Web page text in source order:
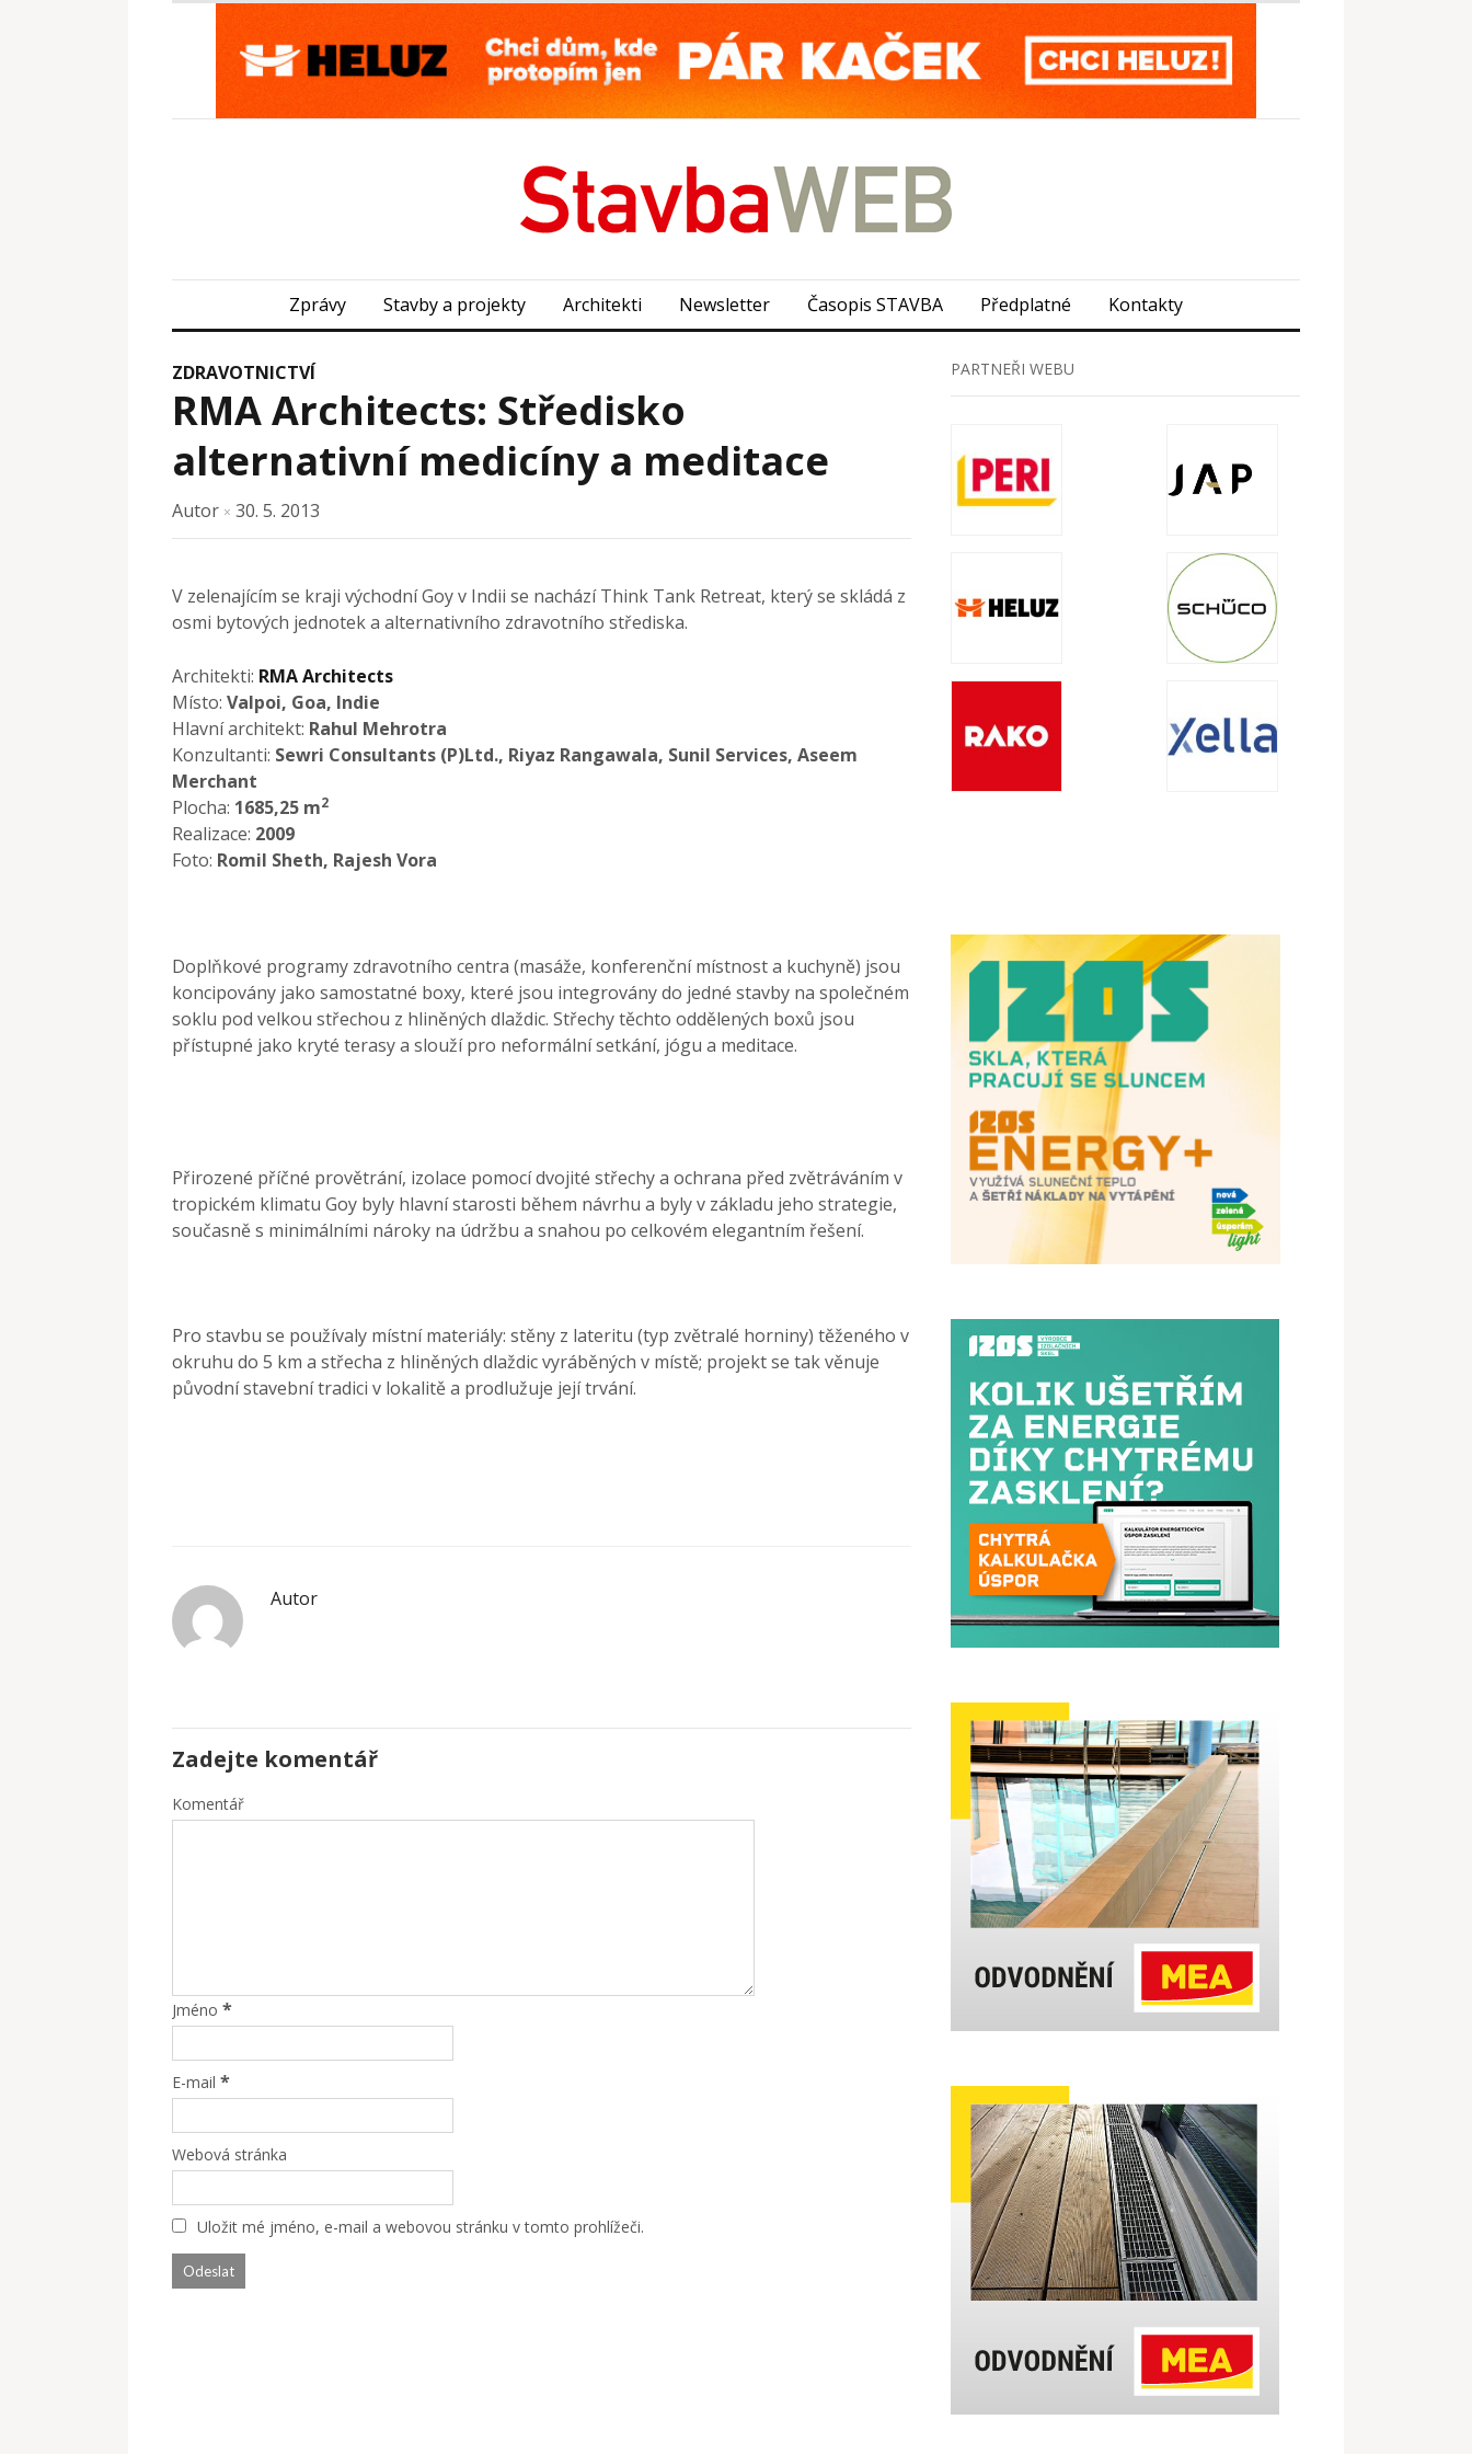
Zprávy Stavby a projekty Architekti Newsletter Časopis STAVBA Předplatné Kontakty
ZDRAVOTNICTVÍ
RMA Architects: Středisko
alternativní medicíny a meditace
Autor × 30. 5. 2013
V zelenajícím se kraji východní Goy v Indii se nachází Think Tank Retreat, který se skládá z
osmi bytových jednotek a alternativního zdravotního střediska.
Architekti: RMA Architects
Místo: Valpoi, Goa, Indie
Hlavní architekt: Rahul Mehrotra
Konzultanti: Sewri Consultants (P)Ltd., Riyaz Rangawala, Sunil Services, Aseem
Merchant
Plocha: 1685,25 m2
Realizace: 2009
Foto: Romil Sheth, Rajesh Vora
Doplňkové programy zdravotního centra (masáže, konferenční místnost a kuchyně) jsou
koncipovány jako samostatné boxy, které jsou integrovány do jedné stavby na společném
soklu pod velkou střechou z hliněných dlaždic. Střechy těchto oddělených boxů jsou
přístupné jako kryté terasy a slouží pro neformální setkání, jógu a meditace.
Přirozené příčné provětrání, izolace pomocí dvojité střechy a ochrana před zvětráváním v
tropickém klimatu Goy byly hlavní starosti během návrhu a byly v základu jeho strategie,
současně s minimálními nároky na údržbu a snahou po celkovém elegantním řešení.
Pro stavbu se používaly místní materiály: stěny z lateritu (typ zvětralé horniny) těženého v
okruhu do 5 km a střecha z hliněných dlaždic vyráběných v místě; projekt se tak věnuje
původní stavební tradici v lokalitě a prodlužuje její trvání.
Autor
Zadejte komentář
Komentář
Jméno *
E-mail *
Webová stránka
Uložit mé jméno, e-mail a webovou stránku v tomto prohlížeči.
PARTNEŘI WEBU